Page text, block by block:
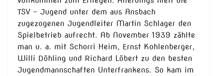
TSV - Jugend unter dem aus Ansbach
zugezogenen Jugendleiter Martin Schlager den
Spielbetrieb aufrecht. Ab November 1939 zählte
man u. a. mit Schorri Heim, Ernst Kohlenberger,
Willi Döhling und Richard Löbert zu den besten
Jugendmannschaften Unterfrankens. So kam im